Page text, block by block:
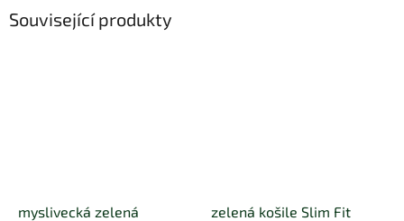
Související produkty
myslivecká zelená
zelená košile Slim Fit